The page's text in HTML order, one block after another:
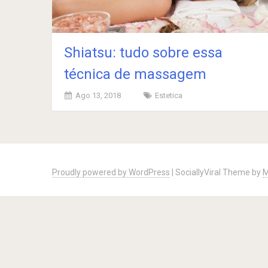
Shiatsu: tudo sobre essa
técnica de massagem
Ago 13, 2018 Estetica
navigation
Proudly powered by WordPress SociallyViral Theme by